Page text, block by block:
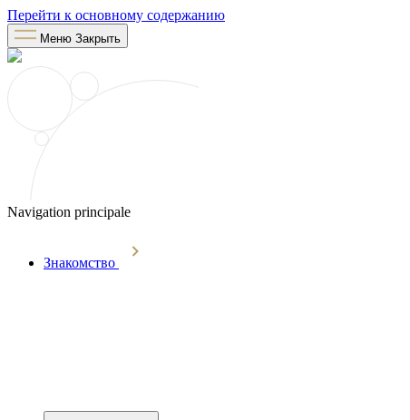
Перейти к основному содержанию
Меню Закрыть
Navigation principale
Знакомство